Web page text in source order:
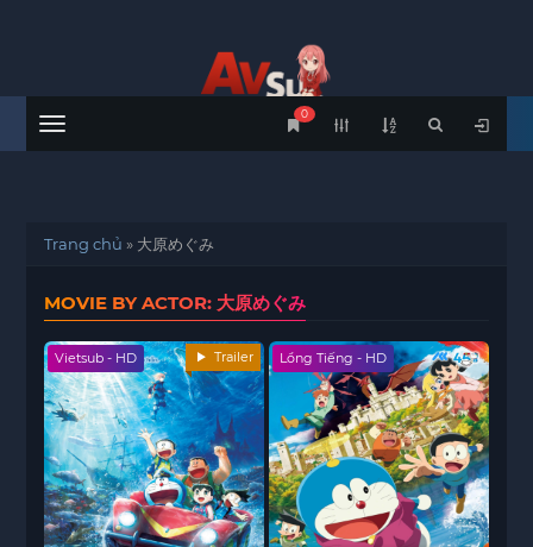
Menu
0
Trang chủ » 大原めぐみ
MOVIE BY ACTOR: 大原めぐみ
Vietsub - HD Trailer Lồng Tiếng - HD